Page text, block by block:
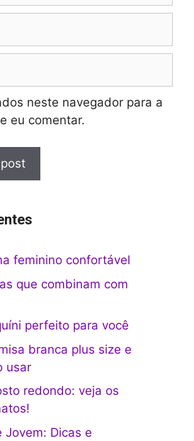
neste navegador para a
eu comentar.
feminino confortável
que combinam com
perfeito para você
branca plus size e
usar
redondo: veja os
Jovem: Dicas e